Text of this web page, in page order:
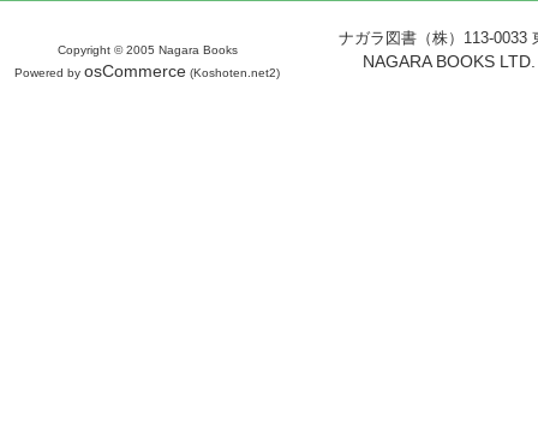
Copyright © 2005 Nagara Books
Powered by osCommerce (Koshoten.net2)
ナガラ図書（株）113-
NAGARA BOOKS